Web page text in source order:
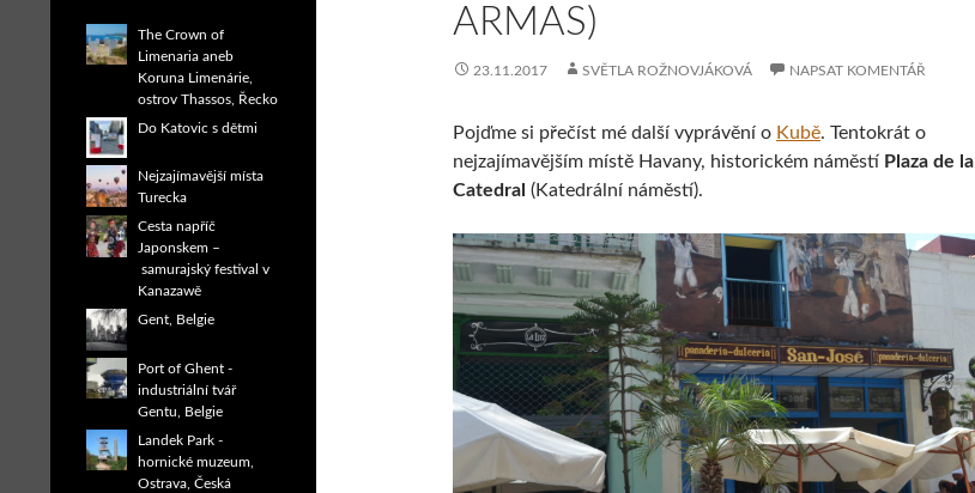
ARMAS)
23.11.2017 SVĚTLA ROŽNOVJÁKOVÁ NAPSAT KOMENTÁŘ
Pojďme si přečíst mé další vyprávění o Kubě. Tentokrát o
nejzajímavějším místě Havany, historickém náměstí Plaza de la
Catedral (Katedrální náměstí).
The Crown of
Limenaria aneb
Koruna Limenárie,
ostrov Thassos, Řecko
Do Katovic s dětmi
Nejzajímavější místa
Turecka
Cesta napříč
Japonskem –
samurajský festival v
Kanazawě
Gent, Belgie
Port of Ghent -
industriální tvář
Gentu, Belgie
Landek Park -
hornické muzeum,
Ostrava, Česká